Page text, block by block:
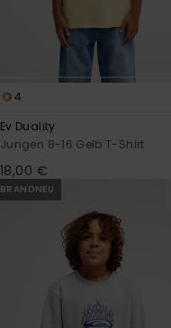
4
Ev Duality
Jungen 8-16 Gelb T-Shirt
18,00 €
BRANDNEU